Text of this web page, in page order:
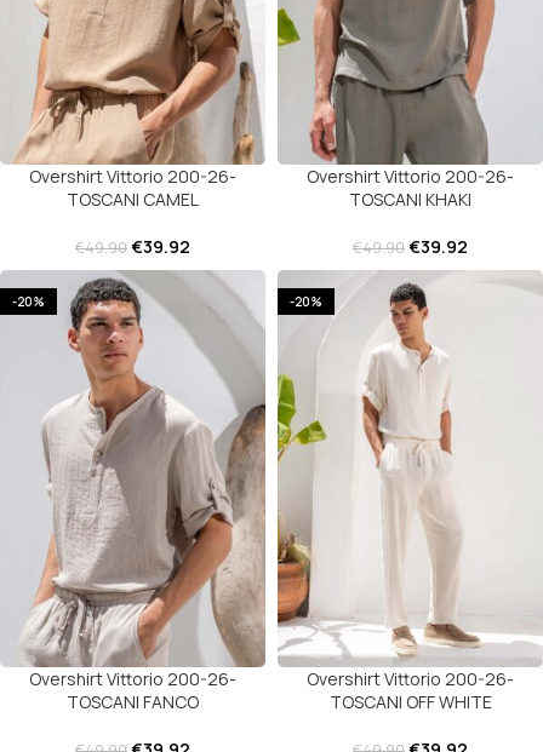
Overshirt Vittorio 200-26-
TOSCANI CAMEL
€49.90€39.92
Overshirt Vittorio 200-26-
TOSCANI KHAKI
€49.90€39.92
-20%
Overshirt Vittorio 200-26-
TOSCANI FANCO
-20%
Overshirt Vittorio 200-26-
TOSCANI OFF WHITE